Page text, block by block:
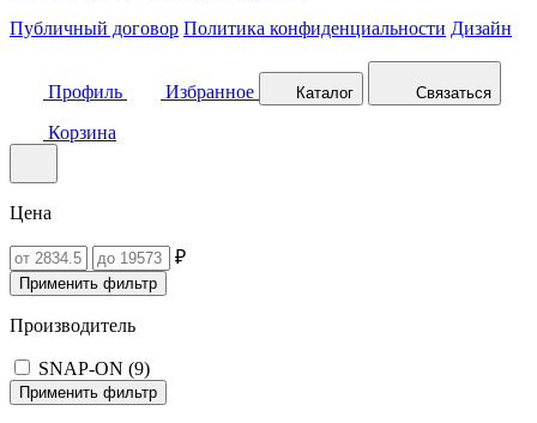
Публичный договор Политика конфиденциальности Дизайн
Профиль Избранное Каталог Связаться
Корзина
Цена
₽
Применить фильтр
Производитель
SNAP-ON (9)
Применить фильтр